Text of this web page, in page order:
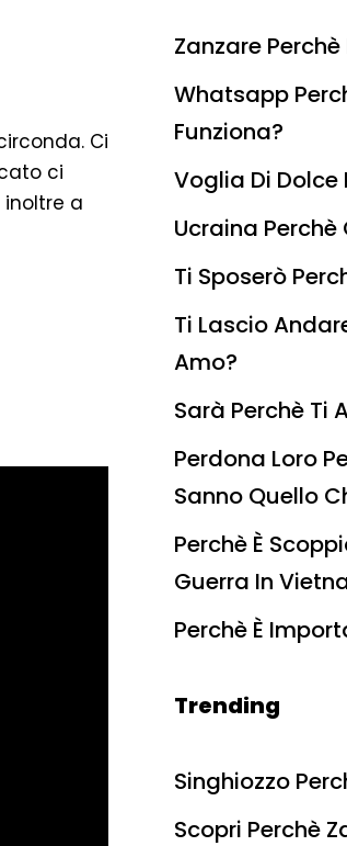
Ci
ci
a
Zanzare
Whatsapp
Funziona?
Voglia Di Dolce
Ucraina Perchè
Ti Sposerò
Ti Lascio
Amo?
Sarà Perchè Ti
Perdona Loro
Sanno Quello
Perchè È
Guerra In
Perchè È
Trending
Singhiozzo
Scopri Perchè